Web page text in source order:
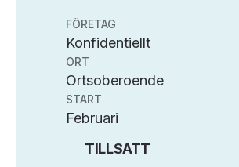
FÖRETAG
Konfidentiellt
ORT
Ortsoberoende
START
Februari
TILLSATT